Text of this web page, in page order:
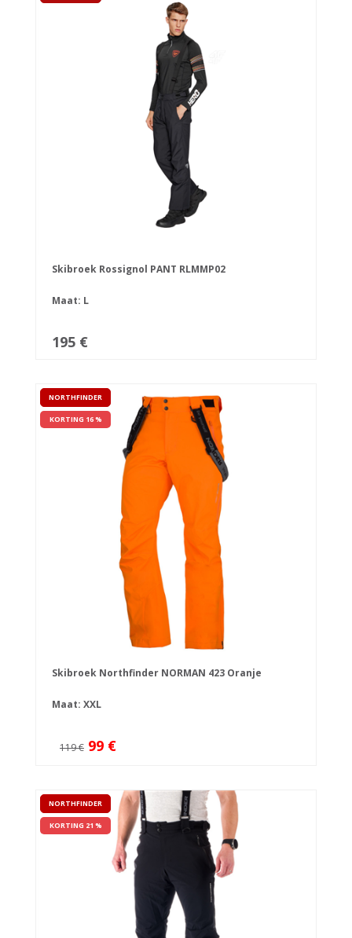
Skibroek Rossignol PANT RLMMP02
Maat: L
195 €
NORTHFINDER
KORTING 16 %
Skibroek Northfinder NORMAN 423 Oranje
Maat: XXL
119 € 99 €
NORTHFINDER
KORTING 21 %